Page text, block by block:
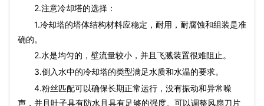
2.注意冷却塔的选择：
1.冷却塔的塔体结构材料应稳定，耐用，耐腐蚀和组装是准
确的。
2.水是均匀的，壁流量较小，并且飞溅装置很难阻止。
3.倒入水中的冷却塔的类型满足水质和水温的要求。
4.粉丝匹配可以确保长期正常运行，没有振动和异常噪
声，并且叶子具有防水且具有足够的强度。可以调整风扇刀片